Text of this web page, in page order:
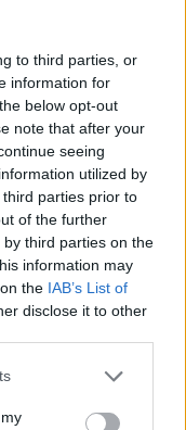
to third parties, or
information for
below opt-out
note that after your
seeing
utilized by
parties prior to
of the further
third parties on the
information may
the IAB’s List of
disclose it to other
or more Google
You may click to
οποίο μαθαίνουν οι